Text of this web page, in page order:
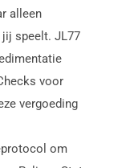
alleen
jij speelt. JL77
voor
vergoeding
om